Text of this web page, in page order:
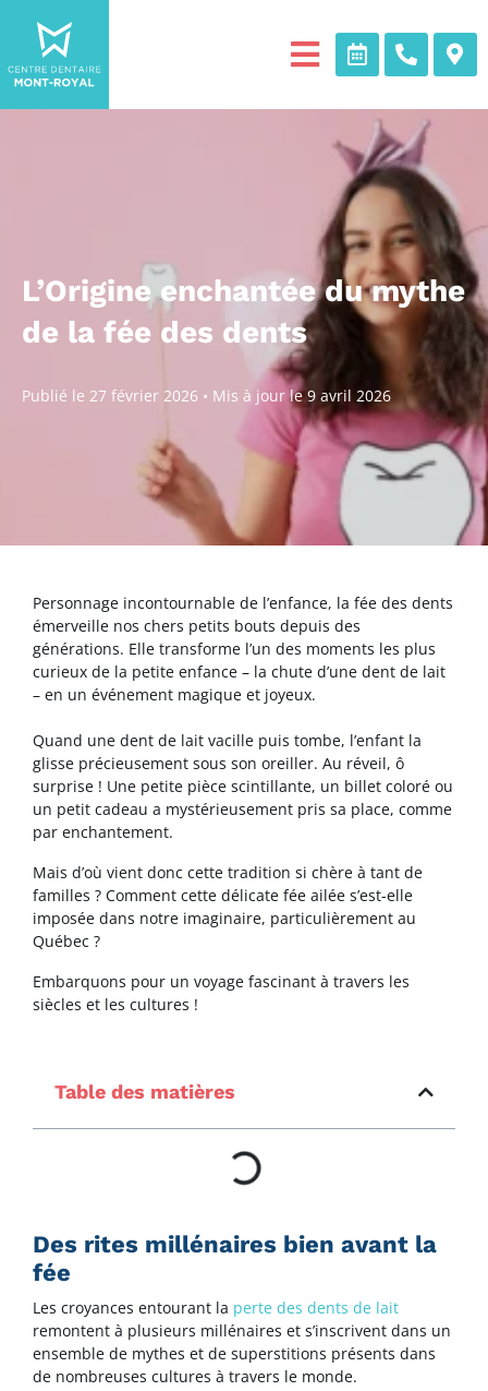
L’Origine enchantée du mythe
de la fée des dents
Publié le 27 février 2026 • Mis à jour le9 avril 2026
Personnage incontournable de l’enfance, la fée des dents
émerveille nos chers petits bouts depuis des
générations. Elle transforme l’un des moments les plus
curieux de la petite enfance – la chute d’une dent de lait
– en un événement magique et joyeux.
Quand une dent de lait vacille puis tombe, l’enfant la
glisse précieusement sous son oreiller. Au réveil, ô
surprise ! Une petite pièce scintillante, un billet coloré ou
un petit cadeau a mystérieusement pris sa place, comme
par enchantement.
Mais d’où vient donc cette tradition si chère à tant de
familles ? Comment cette délicate fée ailée s’est-elle
imposée dans notre imaginaire, particulièrement au
Québec ?
Embarquons pour un voyage fascinant à travers les
siècles et les cultures !
Table des matières
Des rites millénaires bien avant la
fée
Les croyances entourant la perte des dents de lait
remontent à plusieurs millénaires et s’inscrivent dans un
ensemble de mythes et de superstitions présents dans
de nombreuses cultures à travers le monde.